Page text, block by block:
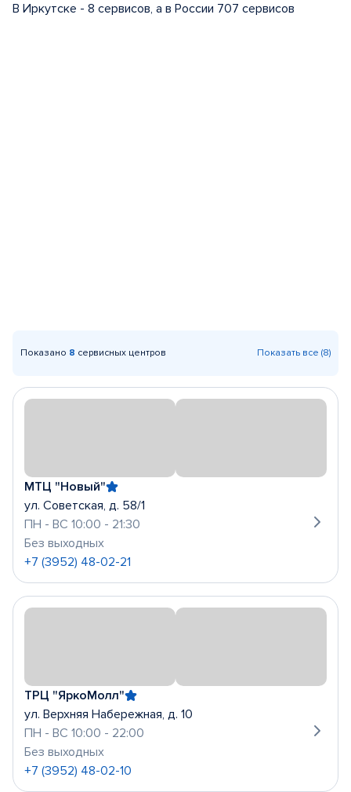
В Иркутске - 8 сервисов, а в России 707 сервисов
Показано 8 сервисных центров Показать все (8)
МТЦ "Новый"
ул. Советская, д. 58/1
ПН - ВС 10:00 - 21:30
Без выходных
+7 (3952) 48-02-21
ТРЦ "ЯркоМолл"
ул. Верхняя Набережная, д. 10
ПН - ВС 10:00 - 22:00
Без выходных
+7 (3952) 48-02-10